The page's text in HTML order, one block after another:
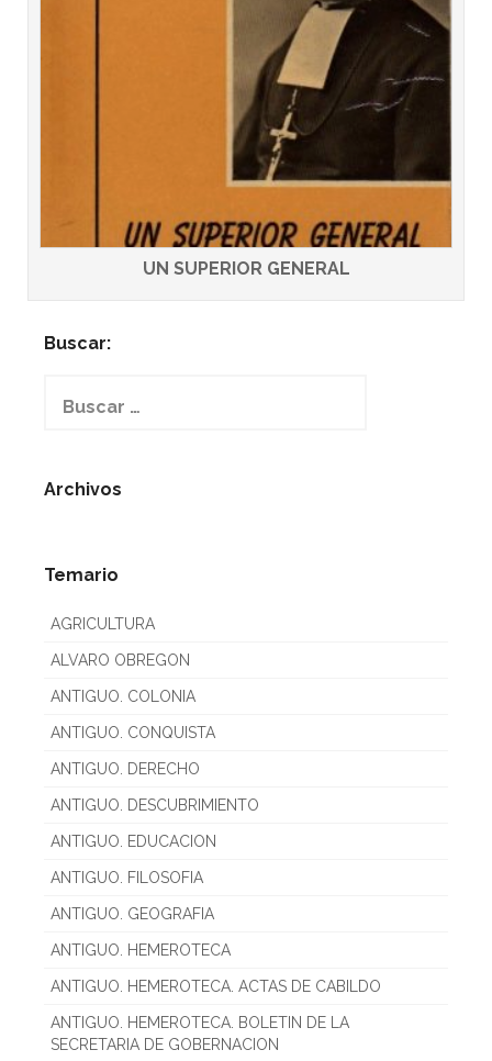
UN SUPERIOR GENERAL
Buscar:
Archivos
Temario
AGRICULTURA
ALVARO OBREGON
ANTIGUO. COLONIA
ANTIGUO. CONQUISTA
ANTIGUO. DERECHO
ANTIGUO. DESCUBRIMIENTO
ANTIGUO. EDUCACION
ANTIGUO. FILOSOFIA
ANTIGUO. GEOGRAFIA
ANTIGUO. HEMEROTECA
ANTIGUO. HEMEROTECA. ACTAS DE CABILDO
ANTIGUO. HEMEROTECA. BOLETIN DE LA
SECRETARIA DE GOBERNACION